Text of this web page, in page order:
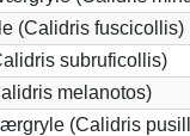
(Calidris fuscicollis)
subruficollis)
melanotos)
(Calidris